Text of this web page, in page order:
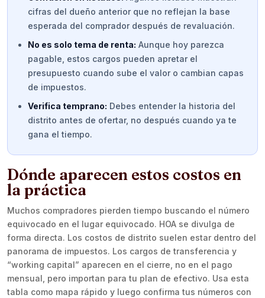
cifras del dueño anterior que no reflejan la base
esperada del comprador después de revaluación.
No es solo tema de renta: Aunque hoy parezca
pagable, estos cargos pueden apretar el
presupuesto cuando sube el valor o cambian capas
de impuestos.
Verifica temprano: Debes entender la historia del
distrito antes de ofertar, no después cuando ya te
gana el tiempo.
Dónde aparecen estos costos en
la práctica
Muchos compradores pierden tiempo buscando el número
equivocado en el lugar equivocado. HOA se divulga de
forma directa. Los costos de distrito suelen estar dentro del
panorama de impuestos. Los cargos de transferencia y
“working capital” aparecen en el cierre, no en el pago
mensual, pero importan para tu plan de efectivo. Usa esta
tabla como mapa rápido y luego confirma tus números con